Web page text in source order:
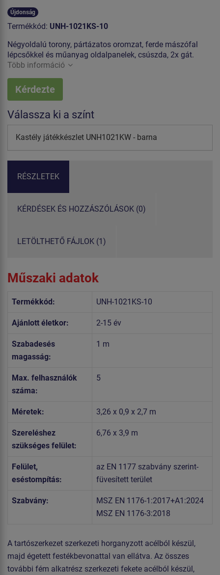
Újdonság
Termékkód: UNH-1021KS-10
Négyoldalú torony, pártázatos oromzat, ferde mászófal
lépcsőkkel és műanyag oldalpanelek, csúszda, 2x gát.
Több információ
Kérdezte
Válassza ki a színt
Kastély játékkészlet UNH1021KW - barna
RÉSZLETEK
KÉRDÉSEK ÉS HOZZÁSZÓLÁSOK (0)
LETÖLTHETŐ FÁJLOK (1)
Műszaki adatok
Termékkód: UNH-1021KS-10
Ajánlott életkor: 2-15 év
Szabadesés
magasság:
1 m
Max. felhasználók
száma:
5
Méretek: 3,26 x 0,9 x 2,7 m
Szereléshez
szükséges felület:
6,76 x 3,9 m
Felület,
eséstompítás:
az EN 1177 szabvány szerint-
füvesített terület
Szabvány:
MSZ EN 1176-1:2017+A1:2024
MSZ EN 1176-3:2018
A tartószerkezet szerkezeti horganyzott acélból készül,
majd égetett festékbevonattal van ellátva. Az összes
további fém alkatrész szerkezeti fekete acélból készül,